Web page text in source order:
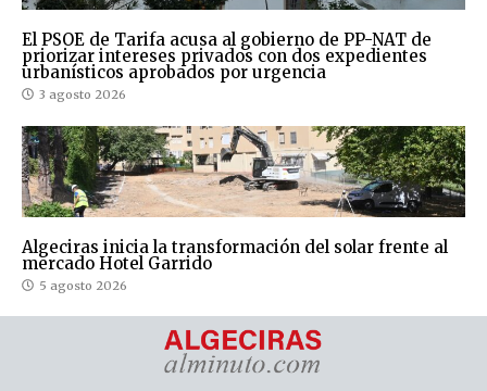
El PSOE de Tarifa acusa al gobierno de PP-NAT de
priorizar intereses privados con dos expedientes
urbanísticos aprobados por urgencia
3 agosto 2026
Algeciras inicia la transformación del solar frente al
mercado Hotel Garrido
5 agosto 2026